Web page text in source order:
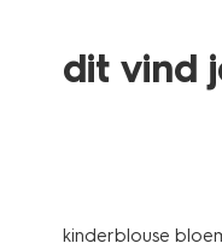
dit vind
kinderblouse